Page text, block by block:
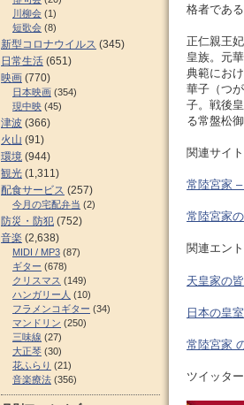
格者であ
正仁親王
皇族。元
典範にお
華子（つ
子。戦後
る常盤松
関連サイト
常陸宮家
常陸宮家
関連エント
天皇家の
日本の皇
常陸宮家
ツイッタ
川柳会 (1)
短歌会 (8)
新型コロナウイルス (345)
日常生活 (651)
映画 (770)
日本映画 (354)
現中映 (45)
津波 (366)
火山 (91)
環境 (944)
観光 (1,311)
配食サービス (257)
今月の宅配弁当 (2)
防災・防犯 (752)
音楽 (2,638)
MIDI / MP3 (87)
ギター (678)
クリスマス (149)
ハンガリー人 (10)
フラメンコギター (34)
マンドリン (250)
三味線 (27)
大正琴 (30)
花ふらり (21)
音楽療法 (356)